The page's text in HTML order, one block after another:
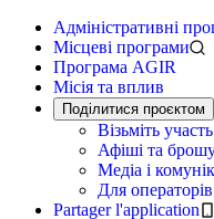
Адміністративні
Місцеві програми
Програма AGIR
Місія та вплив
Поділитися проєктом
Візьміть
Афіші та
Медіа і
Для
Partager l'application